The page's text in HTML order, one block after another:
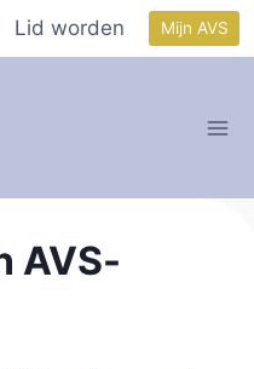
Lid worden Mijn AVS
AVS-